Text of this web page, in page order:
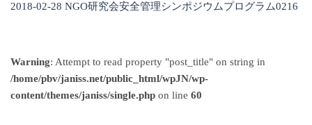
2018-02-28 NGO研究会安全管理シンポジウムプログラム0216
Warning: Attempt to read property "post_title" on string in
/home/pbv/janiss.net/public_html/wpJN/wp-
content/themes/janiss/single.php on line 60